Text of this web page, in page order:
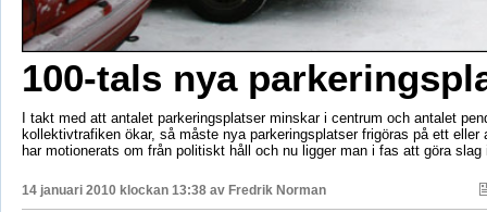
100-tals nya
I takt med att antalet parkeringsplatser minskar i centrum och antalet
kollektivtrafiken ökar, så måste nya parkeringsplatser frigöras på ett eller
har motionerats om från politiskt håll och nu ligger man i fas att göra slag
14 januari 2010 klockan 13:38 av Fredrik Norman